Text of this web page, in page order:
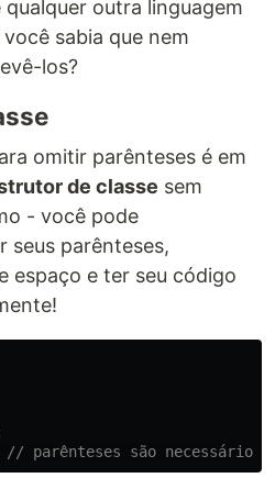
outra linguagem
sabia que nem
los?
omitir parênteses é em
de classe sem
- você pode
seus parênteses,
espaço e ter seu código
// parênteses são necessários